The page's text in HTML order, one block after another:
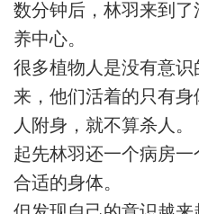
数分钟后，林羽来到
养中心。
很多植物人是没有意
来，他们活着的只有
人附身，就不算杀人。
起先林羽还一个病房
合适的身体。